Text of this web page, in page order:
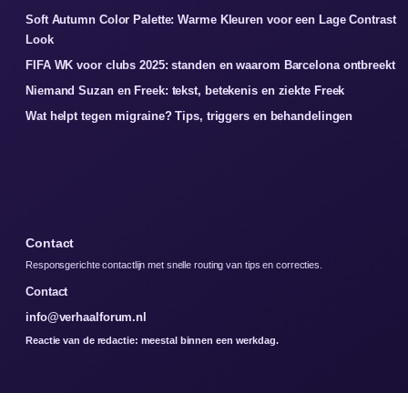
Soft Autumn Color Palette: Warme Kleuren voor een Lage Contrast
Look
FIFA WK voor clubs 2025: standen en waarom Barcelona ontbreekt
Niemand Suzan en Freek: tekst, betekenis en ziekte Freek
Wat helpt tegen migraine? Tips, triggers en behandelingen
Contact
Responsgerichte contactlijn met snelle routing van tips en correcties.
Contact
info@verhaalforum.nl
Reactie van de redactie: meestal binnen een werkdag.